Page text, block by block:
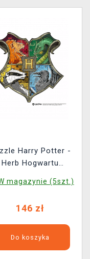
Harry Potter -
Herb Hogwartu
magazynie (5szt.)
146 zł
Do koszyka